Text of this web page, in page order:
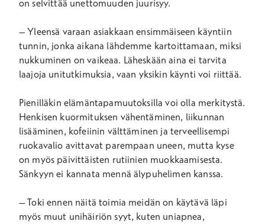
on selvittää unettomuuden juurisyy.
– Yleensä varaan asiakkaan ensimmäiseen käyntiin
tunnin, jonka aikana lähdemme kartoittamaan, miksi
nukkuminen on vaikeaa. Läheskään aina ei tarvita
laajoja unitutkimuksia, vaan yksikin käynti voi riittää.
Pienilläkin elämäntapamuutoksilla voi olla merkitystä.
Henkisen kuormituksen vähentäminen, liikunnan
lisääminen, kofeiinin välttäminen ja terveellisempi
ruokavalio avittavat parempaan uneen, mutta kyse
on myös päivittäisten rutiinien muokkaamisesta.
Sänkyyn ei kannata mennä älypuhelimen kanssa.
– Toki ennen näitä toimia meidän on käytävä läpi
myös muut unihäiriön syyt, kuten uniapnea,